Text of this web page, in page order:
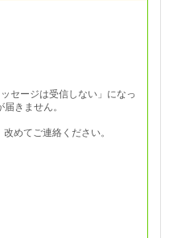
セージは受信しない」になっ
届きません。
めてご連絡ください。